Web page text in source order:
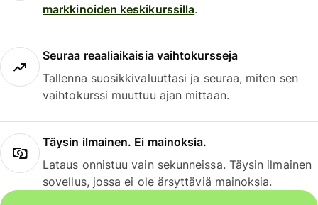
markkinoiden keskikurssilla.
Seuraa reaaliaikaisia vaihtokursseja
Tallenna suosikkivaluuttasi ja seuraa, miten sen
vaihtokurssi muuttuu ajan mittaan.
Täysin ilmainen. Ei mainoksia.
Lataus onnistuu vain sekunneissa. Täysin ilmainen
sovellus, jossa ei ole ärsyttäviä mainoksia.